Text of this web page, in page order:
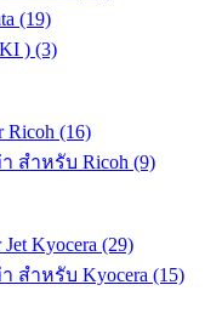
(19)
) (3)
(16)
สำหรับ Ricoh (9)
Kyocera (29)
สำหรับ Kyocera (15)